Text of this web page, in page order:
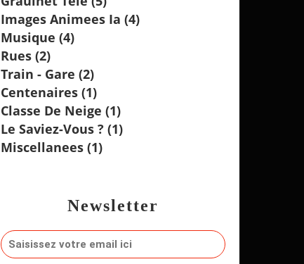
Newsletter
Images Animees Ia (4)
Musique (4)
Rues (2)
Train - Gare (2)
Centenaires (1)
Classe De Neige (1)
Le Saviez-Vous ? (1)
Miscellanees (1)